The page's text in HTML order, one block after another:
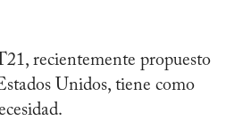
recientemente propuesto
Unidos, tiene como